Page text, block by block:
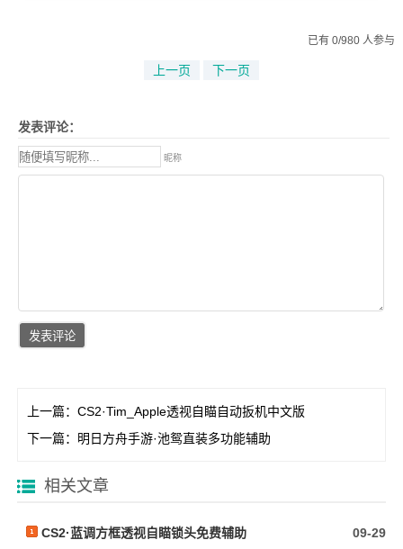
已有 0/980 人参与
上一页 下一页
发表评论：
昵称
上一篇： CS2·Tim_Apple透视自瞄自动扳机中文版
下一篇：
明日方舟手游·池鸳直装多功能辅助
相关文章
CS2·蓝调方框透视自瞄锁头免费辅助
09-29